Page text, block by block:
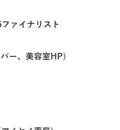
ァイナリスト
ー、美容室HP)